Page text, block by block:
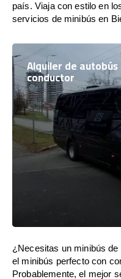
país. Viaja con estilo en
servicios de minibús en
Alquiler de
conductor
¿Necesitas un minibús
el minibús perfecto con
Probablemente, el mejor